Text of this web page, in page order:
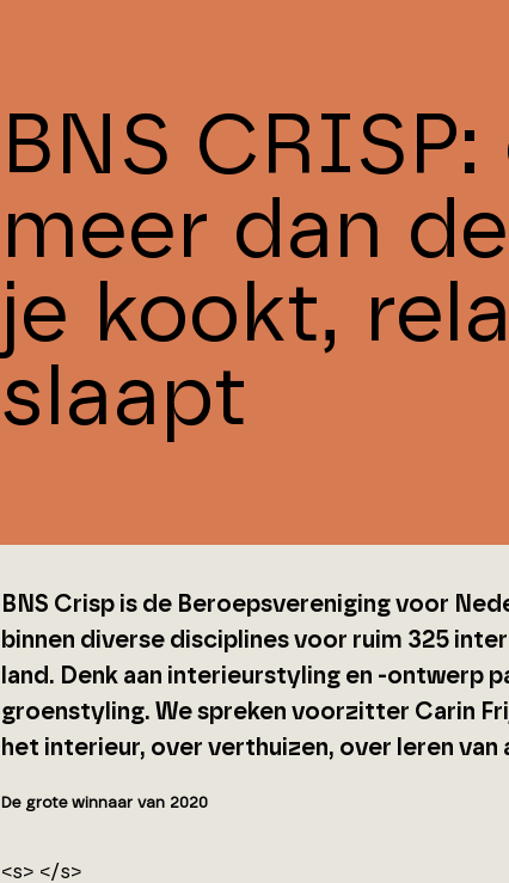
BNS
meer dan
je kookt,
slaapt
BNS Crisp is de Beroepsvereniging voor
binnen diverse disciplines voor ruim 325
land. Denk aan interieurstyling en -ontwerp
groenstyling. We spreken voorzitter Carin
het interieur, over verthuizen, over leren van
De grote winnaar van 2020
<s> </s>